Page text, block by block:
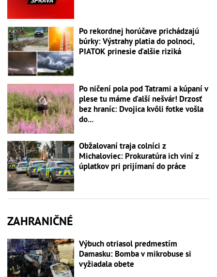
Po rekordnej horúčave prichádzajú
búrky: Výstrahy platia do polnoci,
PIATOK prinesie ďalšie riziká
Po ničení pola pod Tatrami a kúpaní v
plese tu máme ďalší nešvár! Drzosť
bez hraníc: Dvojica kvôli fotke vošla
do...
Obžalovaní traja colníci z
Michaloviec: Prokuratúra ich viní z
úplatkov pri prijímaní do práce
ZAHRANIČNÉ
Výbuch otriasol predmestím
Damasku: Bomba v mikrobuse si
vyžiadala obete